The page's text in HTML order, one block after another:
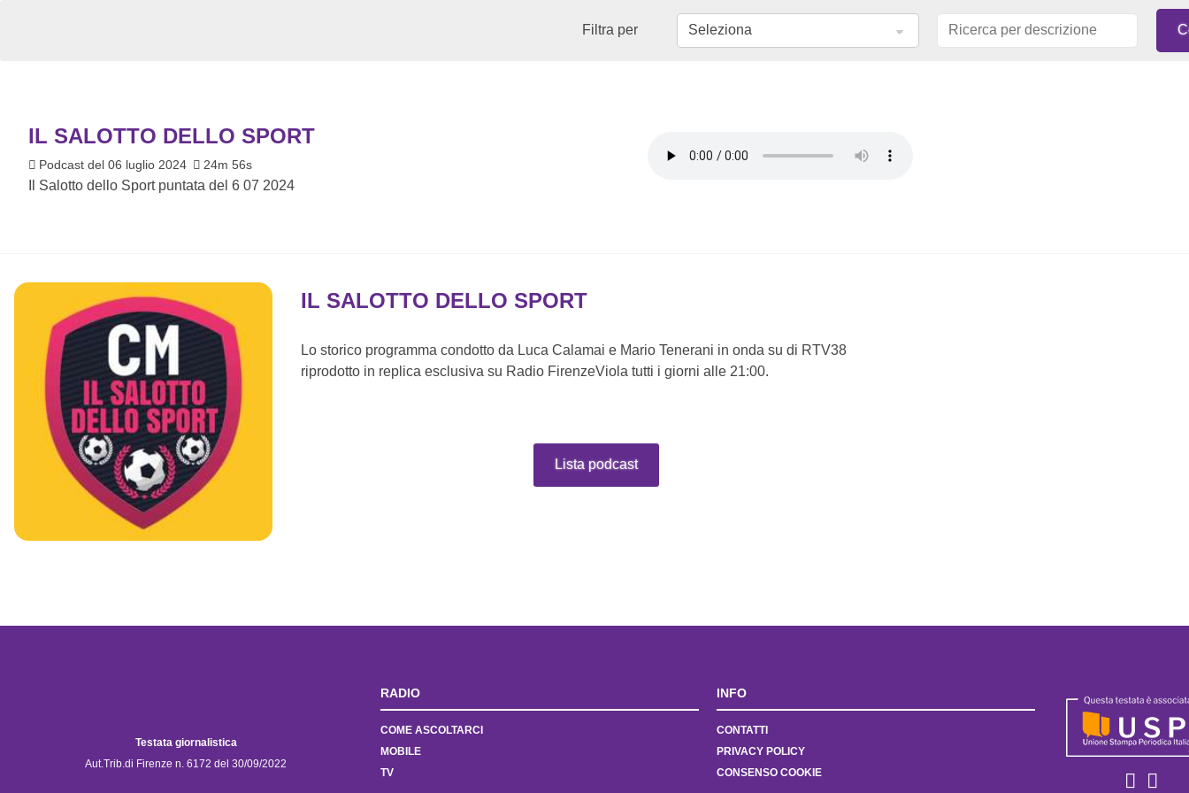
Filtra per
IL SALOTTO DELLO SPORT
Podcast del 06 luglio 2024 24m 56s
Il Salotto dello Sport puntata del 6 07 2024
IL SALOTTO DELLO SPORT
Lo storico programma condotto da Luca Calamai e Mario Tenerani in onda su di RTV38
riprodotto in replica esclusiva su Radio FirenzeViola tutti i giorni alle 21:00.
Lista podcast
Testata giornalistica
Aut.Trib.di Firenze n. 6172 del 30/09/2022
RADIO
COME ASCOLTARCI
MOBILE
TV
INFO
CONTATTI
PRIVACY POLICY
CONSENSO COOKIE